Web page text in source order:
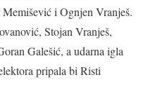
i Ognjen Vranješ.
Stojan Vranješ,
Galešić, a udarna igla
pripala bi Risti